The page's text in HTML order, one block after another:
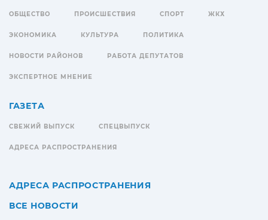
ОБЩЕСТВО ПРОИСШЕСТВИЯ СПОРТ ЖКХ
ЭКОНОМИКА КУЛЬТУРА ПОЛИТИКА
НОВОСТИ РАЙОНОВ РАБОТА ДЕПУТАТОВ
ЭКСПЕРТНОЕ МНЕНИЕ
ГАЗЕТА
СВЕЖИЙ ВЫПУСК СПЕЦВЫПУСК
АДРЕСА РАСПРОСТРАНЕНИЯ
АДРЕСА РАСПРОСТРАНЕНИЯ
ВСЕ НОВОСТИ